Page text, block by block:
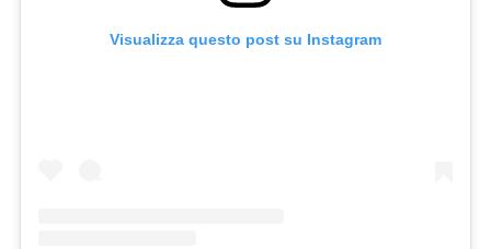
Visualizza questo post su Instagram